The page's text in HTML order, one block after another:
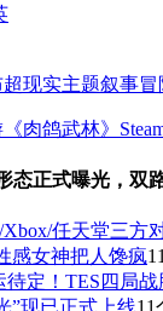
超现实主题叙事冒
肉鸽武林》
态正式曝光，双
任天堂三方
感女神把人馋疯
定！TES四局